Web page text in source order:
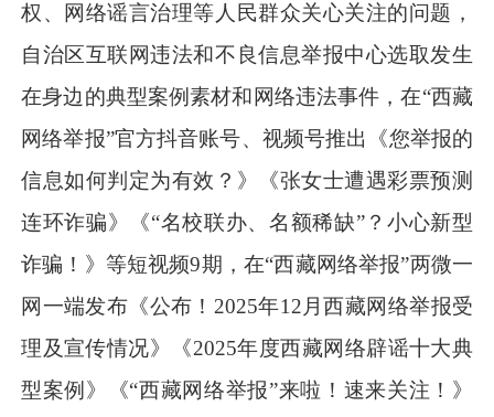
权 、网络谣言治理等人民群众关心关注的问题，
自治区互联网违法和不良信息举报中心选取发生
在身边的典型案例素材和网络违法事件，在“西藏
网络举报”官方抖音账号、视频号推出 《您举报的
信息如何判定为有效？ 》《张女士遭遇彩票预测
连环诈骗》 《“名校联办、名额稀缺”？小心新型
诈骗 ！ 》 等短视频9期 ，在“西藏网络举报”两微一
网一端发布《公布！ 2025年12月西藏网络举报受
理及宣传情况》 《2025年度西藏网络辟谣十大典
型案例 》 《“西藏网络举报”来啦！速来关注！ 》